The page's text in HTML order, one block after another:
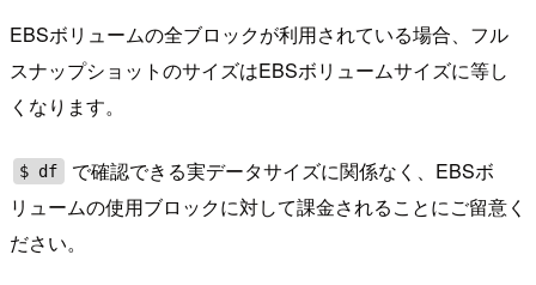
EBSボリュームの全ブロックが利用されている場合、フル
スナップショットのサイズはEBSボリュームサイズに等し
くなります。
$ df
で確認できる実データサイズに関係なく、EBSボ
リュームの使用ブロックに対して課金されることにご留意く
ださい。